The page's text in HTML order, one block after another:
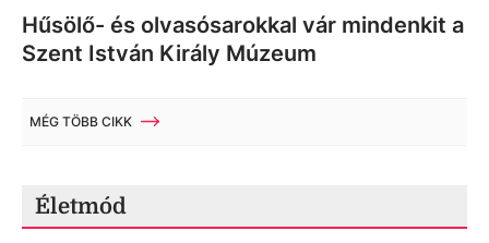
Hűsölő- és olvasósarokkal vár mindenkit a
Szent István Király Múzeum
MÉG TÖBB CIKK
Életmód